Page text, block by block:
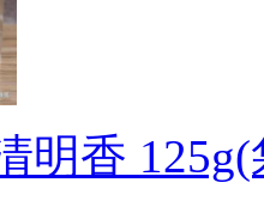
明香